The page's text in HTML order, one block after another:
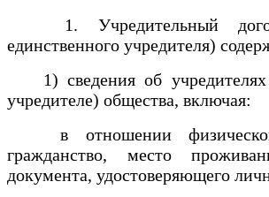
1. Учредительный
единственного учредителя)
1) сведения об учредителях
учредителе) общества, включая:
в отношении
гражданство, место
документа, удостоверяющего